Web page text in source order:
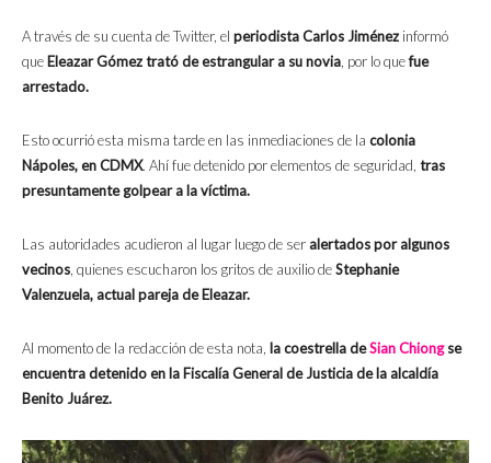
A través de su cuenta de Twitter, el periodista Carlos Jiménez informó
que Eleazar Gómeztrató de estrangular a su novia , por lo quefue
arrestado.
Esto ocurrió esta misma tarde en las inmediaciones de la colonia
Nápoles, en CDMX. Ahí fue detenido por elementos de seguridad, tras
presuntamente golpear a la víctima.
Las autoridades acudieron al lugar luego de ser alertados por algunos
vecinos , quienes escucharon los gritos de auxilio deStephanie
Valenzuela, actual pareja de Eleazar.
Al momento de la redacción de esta nota, la coestrella deSian Chiongse
encuentra detenido en la Fiscalía General de Justicia de la alcaldía
Benito Juárez.